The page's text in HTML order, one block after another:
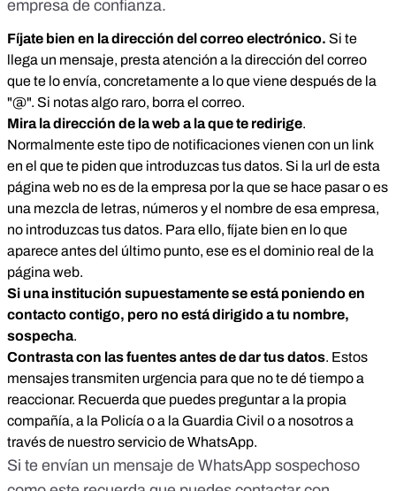
empresa de confianza.
Fíjate bien en la dirección del correo electrónico. Si te
llega un mensaje, presta atención a la dirección del correo
que te lo envía, concretamente a lo que viene después de la
"@". Si notas algo raro, borra el correo.
Mira la dirección de la web a la que te redirige.
Normalmente este tipo de notificaciones vienen con un link
en el que te piden que introduzcas tus datos. Si la url de esta
página web no es de la empresa por la que se hace pasar o es
una mezcla de letras, números y el nombre de esa empresa,
no introduzcas tus datos. Para ello, fíjate bien en lo que
aparece antes del último punto, ese es el dominio real de la
página web.
Si una institución supuestamente se está poniendo en
contacto contigo, pero no está dirigido a tu nombre,
sospecha.
Contrasta con las fuentes antes de dar tus datos. Estos
mensajes transmiten urgencia para que no te dé tiempo a
reaccionar. Recuerda que puedes preguntar a la propia
compañía, a la Policía o a la Guardia Civil o a nosotros a
través de nuestro servicio de WhatsApp.
Si te envían un mensaje de WhatsApp sospechoso